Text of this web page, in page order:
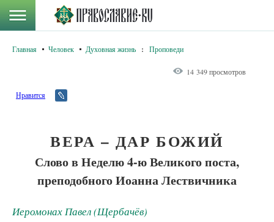
Главная Человек Духовная жизнь : Проповеди
14 349 просмотров
Нравится
ВЕРА – ДАР БОЖИЙ
Слово в Неделю 4-ю Великого поста,
преподобного Иоанна Лествичника
Иеромонах Павел (Щербачёв)